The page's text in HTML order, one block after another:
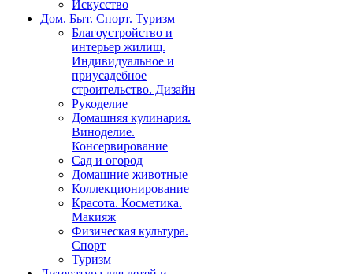
Искусство
Дом. Быт. Спорт. Туризм
Благоустройство и
интерьер жилищ.
Индивидуальное и
приусадебное
строительство. Дизайн
Рукоделие
Домашняя кулинария.
Виноделие.
Консервирование
Сад и огород
Домашние животные
Коллекционирование
Красота. Косметика.
Макияж
Физическая культура.
Спорт
Туризм